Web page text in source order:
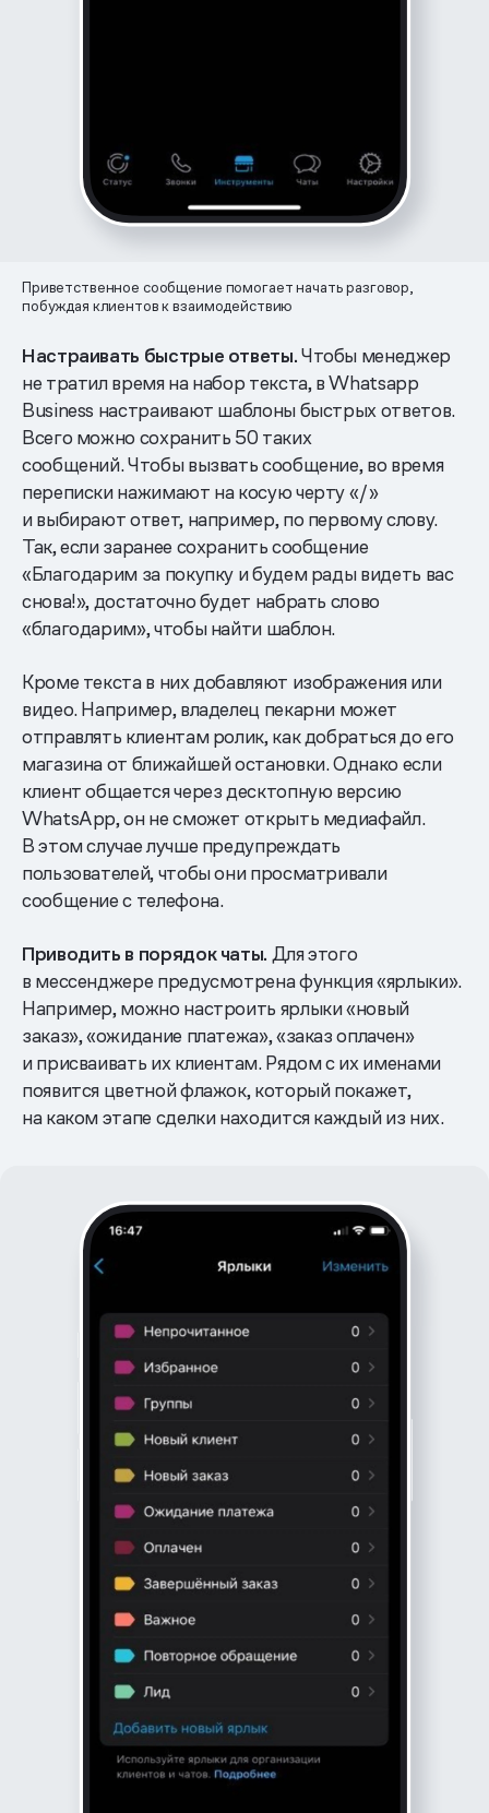
Приветственное сообщение помогает начать разговор,
побуждая клиентов к взаимодействию
Настраивать быстрые ответы.Чтобы менеджер
не тратил время на набор текста, в Whatsapp
Business настраивают шаблоны быстрых ответов.
Всего можно сохранить 50 таких
сообщений. Чтобы вызвать сообщение, во время
переписки нажимают на косую черту «/»
и выбирают ответ, например, по первому слову.
Так, если заранее сохранить сообщение
«Благодарим за покупку и будем рады видеть вас
снова!», достаточно будет набрать слово
«благодарим», чтобы найти шаблон.
Кроме текста в них добавляют изображения или
видео. Например, владелец пекарни может
отправлять клиентам ролик, как добраться до его
магазина от ближайшей остановки. Однако если
клиент общается через десктопную версию
WhatsApp, он не сможет открыть медиафайл.
В этом случае лучше предупреждать
пользователей, чтобы они просматривали
сообщение с телефона.
Приводить в порядок чаты. Для этого
в мессенджере предусмотрена функция «ярлыки».
Например, можно настроить ярлыки «новый
заказ», «ожидание платежа», «заказ оплачен»
и присваивать их клиентам. Рядом с их именами
появится цветной флажок, который покажет,
на каком этапе сделки находится каждый из них.